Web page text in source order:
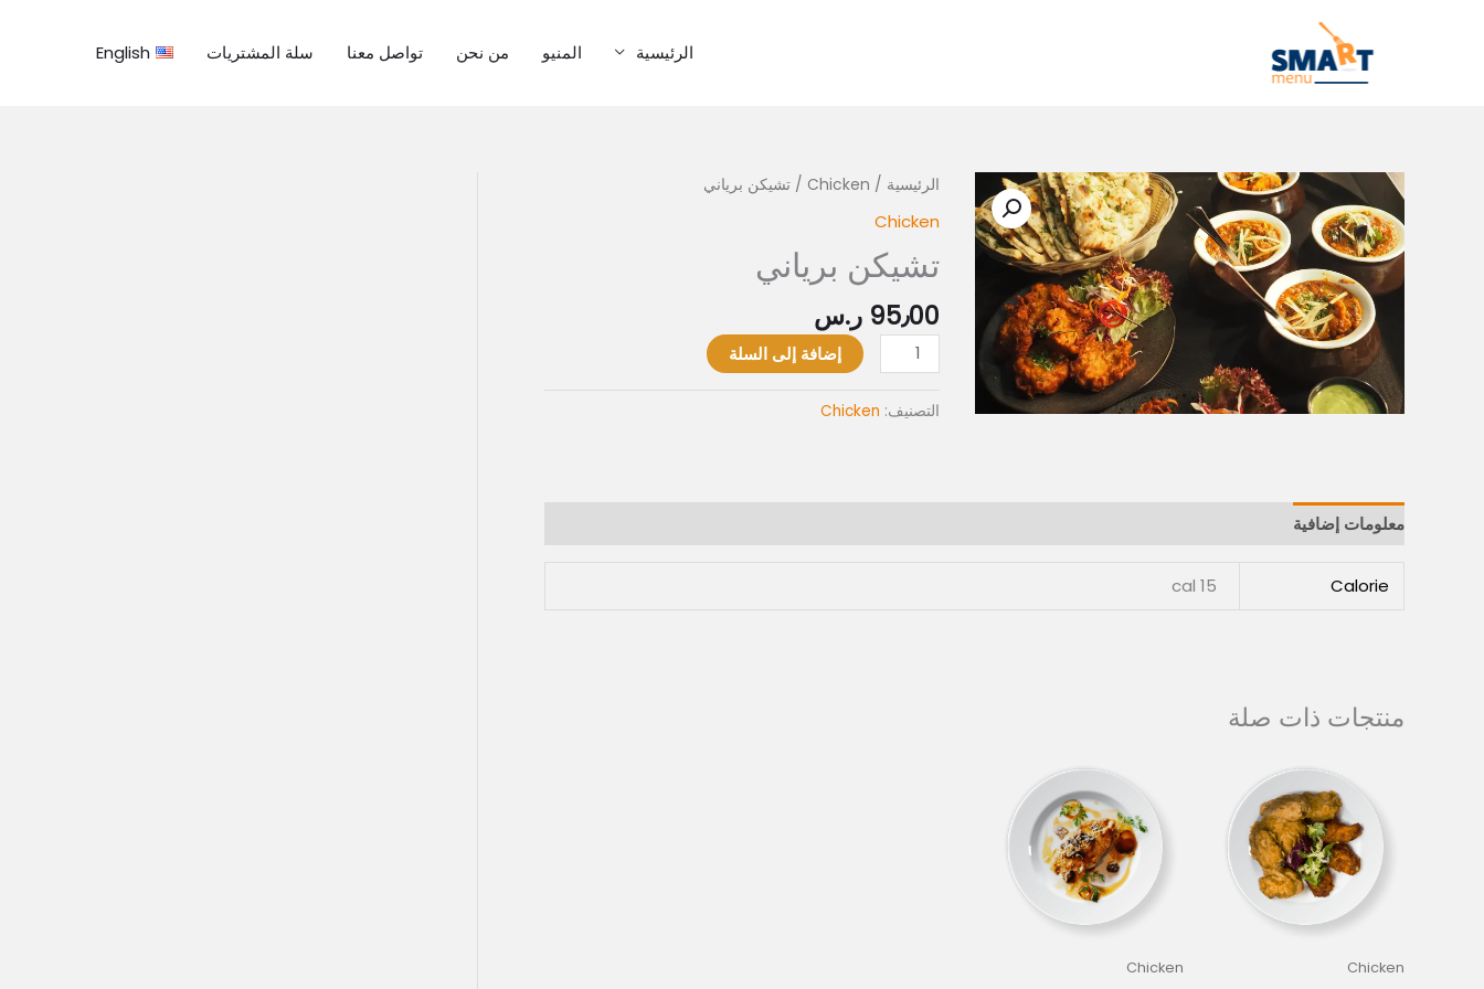
الرئيسية المنيو من نحن تواصل معنا سلة المشتريات English
الرئيسية /
Chicken / تشيكن برياني
Chicken
تشيكن برياني
95٫00 ر.س
كمية
تشيكن
إضافة إلى السلة
التصنيف: Chicken
معلومات إضافية
Calorie
15 cal
منتجات ذات صلة
Chicken
Chicken